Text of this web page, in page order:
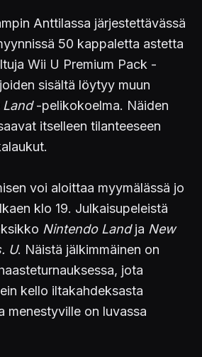
Anttilassa järjestettävässä
50 kappaletta astetta
Wii U Premium Pack -
sisältä löytyy muun
-pelikokoelma. Näiden
itselleen tilanteeseen
voi aloittaa myymälässä jo
klo 19. Julkaisupeleistä
Nintendo Landja New
U. Näistä jälkimmäinen on
jota
kello iltakahdeksasta
menestyville on luvassa